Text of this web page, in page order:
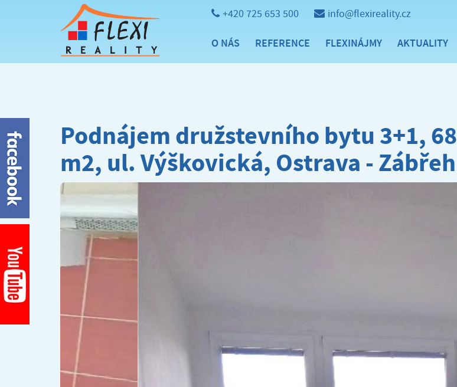
+420 725 653 500 info@flexireality.cz
O NÁS REFERENCE FLEXINÁJMY AKTUALITY
Podnájem družstevního bytu 3+1, 68
m2, ul. Výškovická, Ostrava - Zábřeh